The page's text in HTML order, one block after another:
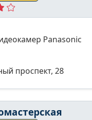
Panasonic
проспект, 28